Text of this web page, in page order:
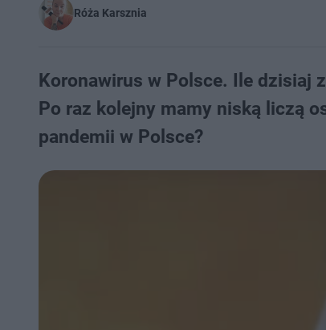
Róża Karsznia
Koronawirus w Polsce. Ile dzisiaj
Po raz kolejny mamy niską liczą
pandemii w Polsce?